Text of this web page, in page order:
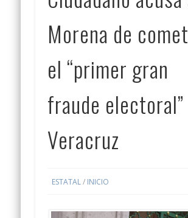
Morena de
el “primer gran
fraude electoral”
Veracruz
ESTATAL/ INICIO